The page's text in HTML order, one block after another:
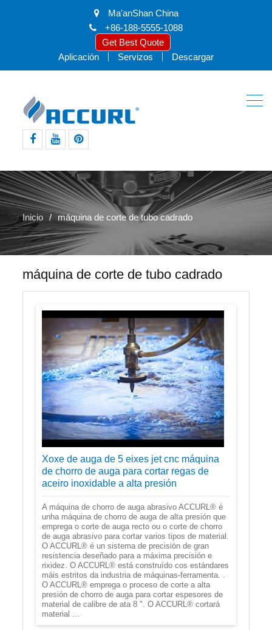
Ma'anShan China
+86-188-5555-1088
Get Best Quote
Aplicación
Servizos Descargar
Inicio máquina de corte de tubo cadrado
máquina de corte de tubo cadrado
Xoxe de auga de 5 eixes jet cnc máquina
de chorro de auga para cortar regas de
aceiro inoxidable a alta presión
A máquina de chorro de auga abrasivo ACCURL® é
unha máquina de chorro de auga de alta presión que
emprega o corte de auga recto ou o corte de chorro
de auga abrasivo para cortar varios tipos de material.
O ACCURL® é un sistema de precisión de gran
resistencia deseñado para a máxima precisión e
rixidez. O ACCURL® está construído cos estándares
máis estritos da industria de máquinas-ferramenta. .
O ACCURL® emprega o proceso de corte a alta
presión de chorro de auga para cortar espesores de
material de calibre de ata 8 ". O ACCURL® cortará
material ...